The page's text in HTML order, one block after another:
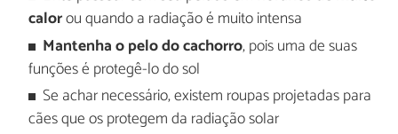
calorou quando a radiação é muito intensa
Mantenha o pelo do cachorro, pois uma de suas
funções é protegê-lo do sol
Se achar necessário, existem roupas projetadas para
cães que os protegem da radiação solar